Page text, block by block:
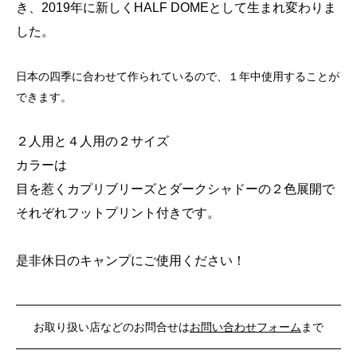
き、2019年に新しくHALF DOMEとして生まれ変わりま
した。
日本の四季に合わせて作られているので、１年中使用することが
できます。
２人用と４人用の２サイズ
カラーは
目を惹くカプリブリーズとダークシャドーの２色展開で
それぞれフットプリント付きです。
是非休日のキャンプにご使用ください！
お取り扱い店などのお問合せはお問い合わせフォームまで